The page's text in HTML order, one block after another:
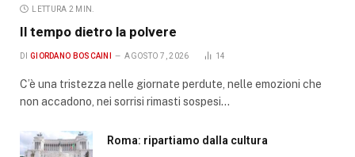
LETTURA 2 MIN.
Il tempo dietro la polvere
DI GIORDANO BOSCAINI AGOSTO 7, 2026 14
C’è una tristezza nelle giornate perdute, nelle emozioni che
non accadono, nei sorrisi rimasti sospesi…
Roma: ripartiamo dalla cultura